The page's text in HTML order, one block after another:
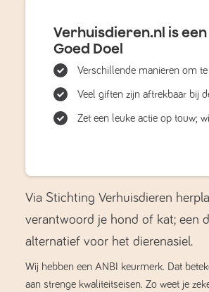
Verhuisdieren.nl is
Goed Doel
Verschillende manieren om
Veel giften zijn aftrekbaar bij
Zet een leuke actie op touw;
Via Stichting Verhuisdieren
verantwoord je hond of kat; een
alternatief voor het dierenasiel.
Wij hebben een ANBI keurmerk. Dat
aan strenge kwaliteitseisen. Zo weet je